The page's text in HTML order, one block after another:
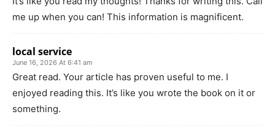
me up when you can! This information is magnificent.
local service
June 16, 2026 At 6:41 am
Great read. Your article has proven useful to me. I
enjoyed reading this. It’s like you wrote the book on it or
something.